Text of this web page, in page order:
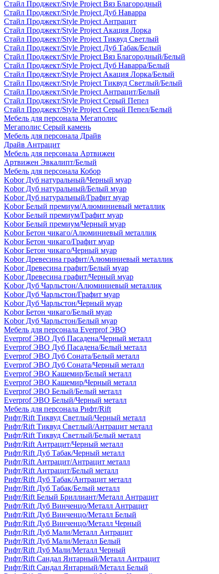
Стайл Проджект/Style Project Вяз Благородный
Стайл Проджект/Style Project Дуб Наварра
Стайл Проджект/Style Project Антрацит
Стайл Проджект/Style Project Акация Лорка
Стайл Проджект/Style Project Тиквуд Светлый
Стайл Проджект/Style Project Дуб Табак/Белый
Стайл Проджект/Style Project Вяз Благородный/Белый
Стайл Проджект/Style Project Дуб Наварра/Белый
Стайл Проджект/Style Project Акация Лорка/Белый
Стайл Проджект/Style Project Тиквуд Светлый/Белый
Стайл Проджект/Style Project Антрацит/Белый
Стайл Проджект/Style Project Серый Пепел
Стайл Проджект/Style Project Серый Пепел/Белый
Мебель для персонала Мегаполис
Мегаполис Серый камень
Мебель для персонала Драйв
Драйв Антрацит
Мебель для персонала Артвижен
Артвижен Эвкалипт/Белый
Мебель для персонала Кобор
Kobor Дуб натуральный/Черный муар
Kobor Дуб натуральный/Белый муар
Kobor Дуб натуральный/Графит муар
Kobor Белый премиум/Алюминиевый металлик
Kobor Белый премиум/Графит муар
Kobor Белый премиум/Черный муар
Kobor Бетон чикаго/Алюминиевый металлик
Kobor Бетон чикаго/Графит муар
Kobor Бетон чикаго/Черный муар
Kobor Древесина графит/Алюминиевый металлик
Kobor Древесина графит/Белый муар
Kobor Древесина графит/Черный муар
Kobor Дуб Чарльстон/Алюминиевый металлик
Kobor Дуб Чарльстон/Графит муар
Kobor Дуб Чарльстон/Черный муар
Kobor Бетон чикаго/Белый муар
Kobor Дуб Чарльстон/Белый муар
Мебель для персонала Everprof ЭВО
Everprof ЭВО Дуб Пасадена/Черный металл
Everprof ЭВО Дуб Пасадена/Белый металл
Everprof ЭВО Дуб Соната/Белый металл
Everprof ЭВО Дуб Соната/Черный металл
Everprof ЭВО Кашемир/Белый металл
Everprof ЭВО Кашемир/Черный металл
Everprof ЭВО Белый/Белый металл
Everprof ЭВО Белый/Черный металл
Мебель для персонала Рифт/Rift
Рифт/Rift Тиквуд Светлый/Черный металл
Рифт/Rift Тиквуд Светлый/Антрацит металл
Рифт/Rift Тиквуд Светлый/Белый металл
Рифт/Rift Антрацит/Черный металл
Рифт/Rift Дуб Табак/Черный металл
Рифт/Rift Антрацит/Антрацит металл
Рифт/Rift Антрацит/Белый металл
Рифт/Rift Дуб Табак/Антрацит металл
Рифт/Rift Дуб Табак/Белый металл
Рифт/Rift Белый Бриллиант/Металл Антрацит
Рифт/Rift Дуб Винченцо/Металл Антрацит
Рифт/Rift Дуб Винченцо/Металл Белый
Рифт/Rift Дуб Винченцо/Металл Черный
Рифт/Rift Дуб Мали/Металл Антрацит
Рифт/Rift Дуб Мали/Металл Белый
Рифт/Rift Дуб Мали/Металл Черный
Рифт/Rift Сандал Янтарный/Металл Антрацит
Рифт/Rift Сандал Янтарный/Металл Белый